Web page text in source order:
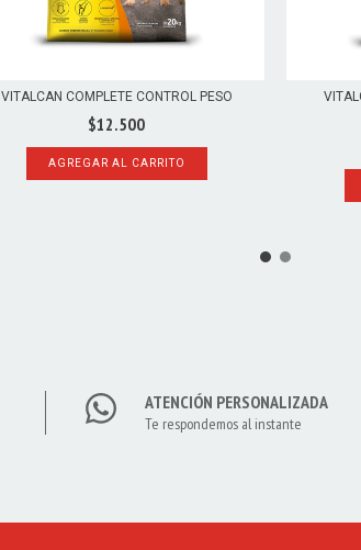
VITALCAN COMPLETE CONTROL PESO
$12.500
AGREGAR AL CARRITO
ATENCIÓN PERSONALIZADA
Te respondemos al instante